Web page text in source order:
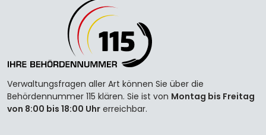
Verwaltungsfragen aller Art können Sie über die
Behördennummer 115 klären. Sie ist von Montag bis Freitag
von 8:00 bis 18:00 Uhr erreichbar.